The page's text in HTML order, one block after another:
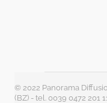
© 2022 Panorama
(BZ) - tel. 0039 0472 201